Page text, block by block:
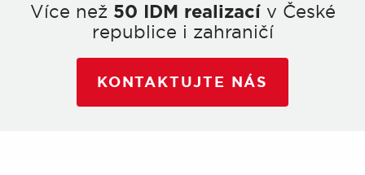
Více než 50 IDM realizacív České
republice i zahraničí
KONTAKTUJTE NÁS